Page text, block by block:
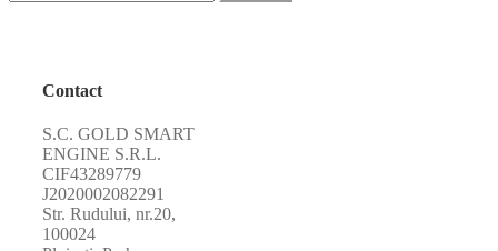
Contact
S.C. GOLD SMART
ENGINE S.R.L.
CIF43289779
J2020002082291
Str. Rudului, nr.20,
100024